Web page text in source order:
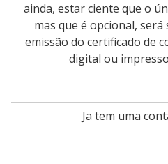
ainda, estar ciente que o
mas que é opcional,
emissão do certificado de
digital ou
Ja tem uma